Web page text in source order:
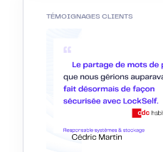
TÉMOIGNAGES CLIENTS